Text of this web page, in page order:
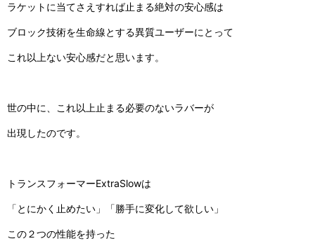
ラケットに当てさえすれば止まる絶対の安心感は
ブロック技術を生命線とする異質ユーザーにとって
これ以上ない安心感だと思います。
世の中に、これ以上止まる必要のないラバーが
出現したのです。
トランスフォーマーExtraSlowは
「とにかく止めたい」「勝手に変化して欲しい」
この２つの性能を持った